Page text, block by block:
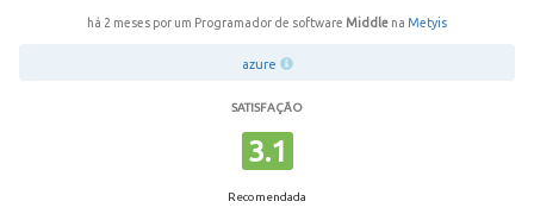
há 2 meses por um Programador de software Middle na Metyis
azure
SATISFAÇÃO
3.1
Recomendada